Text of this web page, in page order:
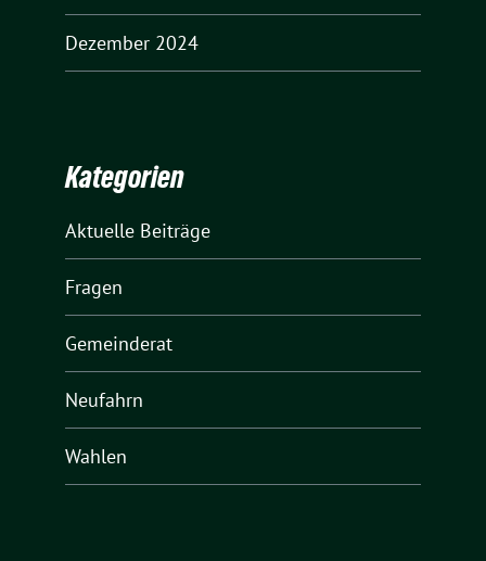
Dezember 2024
Kategorien
Aktuelle Beiträge
Fragen
Gemeinderat
Neufahrn
Wahlen